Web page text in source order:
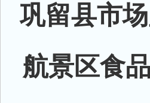
巩留县市
航景区食